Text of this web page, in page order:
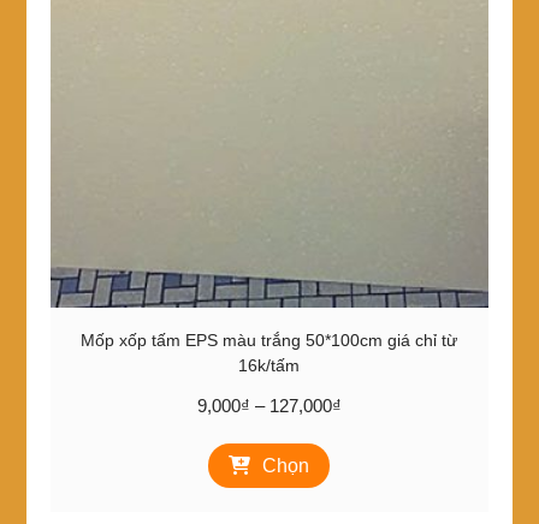
Mốp xốp tấm EPS màu trắng 50*100cm giá chỉ từ
16k/tấm
9,000₫ – 127,000₫Khoảng
Chọn
phẩm